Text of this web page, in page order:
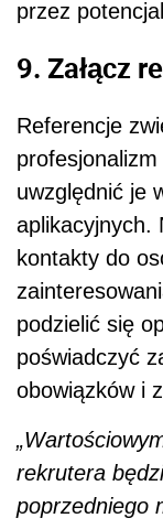
przez
9. Załącz
Referencje
uwzględnić je
aplikacyjnych.
kontakty do
podzielić się
poświadczyć
obowiązków i
rekrutera
poprzedniego